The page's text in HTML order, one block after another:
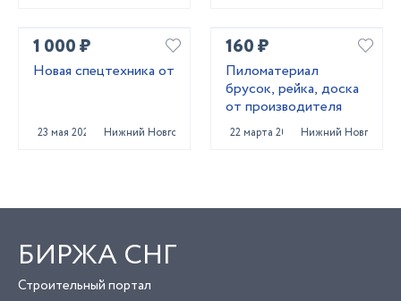
1 000 ₽
Новая спецтехника от
23 мая 2024 Нижний Новгород
160 ₽
Пиломатериал
брусок, рейка, доска
от производителя
22 марта 2022 Нижний Новгород
БИРЖА СНГ
Строительный портал